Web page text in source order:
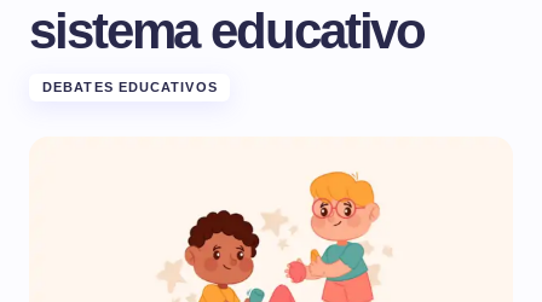
sistema educativo
DEBATES EDUCATIVOS